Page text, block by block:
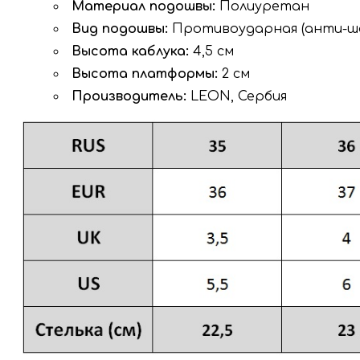
Материал подошвы: Полиуретан
Вид подошвы: Противоударная (анти-
Высота каблука: 4,5 см
Высота платформы: 2 см
Производитель: LEON, Сербия